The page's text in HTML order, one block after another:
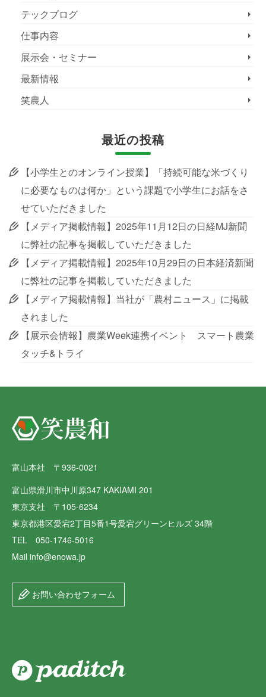
テックブログ
仕事内容
展示会・セミナー
最新情報
笑農人
最近の投稿
【小学生とのオンライン授業】「持続可能な米づくり
に必要なものは何か」という課題で小学生にお話をさ
せていただきました
【メディア掲載情報】2025年11月12日の日経MJ新聞
に弊社の記事を掲載していただきました
【メディア掲載情報】2025年10月29日の日本経済新聞
に弊社の記事を掲載していただきました
【メディア掲載情報】当社が「農村ニュース」に掲載
されました
【展示会情報】農業Week連携イベント スマート農業
タッチ&トライ
富山本社 〒936-0021
富山県滑川市中川原347 KAKIAMI 201
東京支社 〒105-6234
東京都港区愛宕2丁目5番1号愛宕グリーンヒルズ 34階
TEL 050-1746-5016
Mail info@enowa.jp
お問い合わせフォーム